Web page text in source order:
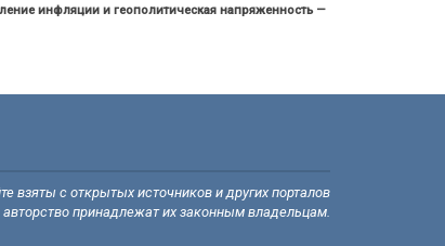
инфляции и геополитическая напряженность —
взяты с открытых источников и других порталов
авторство принадлежат их законным владельцам.